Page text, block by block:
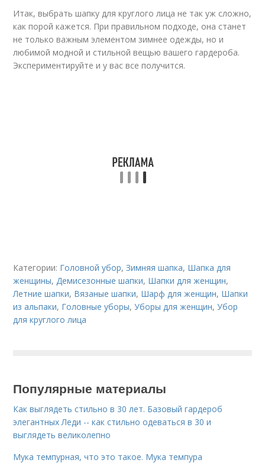
Итак, выбрать шапку для круглого лица не так уж сложно,
как порой кажется. При правильном подходе, она станет
не только важным элементом зимнее одежды, но и
любимой модной и стильной вещью вашего гардероба.
Экспериментируйте и у вас все получится.
Категории: Головной убор,Зимняя шапка, Шапка для
женщины,Демисезонные шапки, Шапки для женщин,
Летние шапки, Вязаные шапки, Шарф для женщин, Шапки
из альпаки, Головные уборы,Уборы для женщин,Убор
для круглого лица
Популярные материалы
Как выглядеть стильно в 30 лет. Базовый гардероб
элегантных Леди -- как стильно одеваться в 30 и
выглядеть великолепно
Мука темпурная, что это такое. Мука темпура